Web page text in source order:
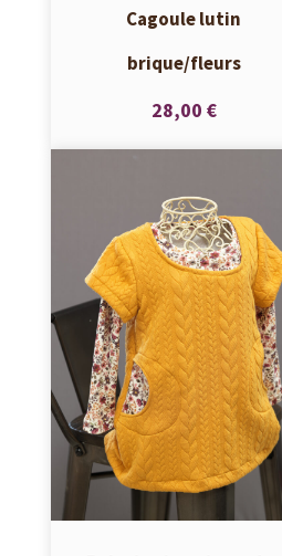
Cagoule lutin
brique/fleurs
28,00 €